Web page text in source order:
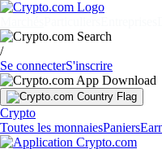
/
Se connecterS'inscrire
Crypto
Toutes les monnaiesPaniers